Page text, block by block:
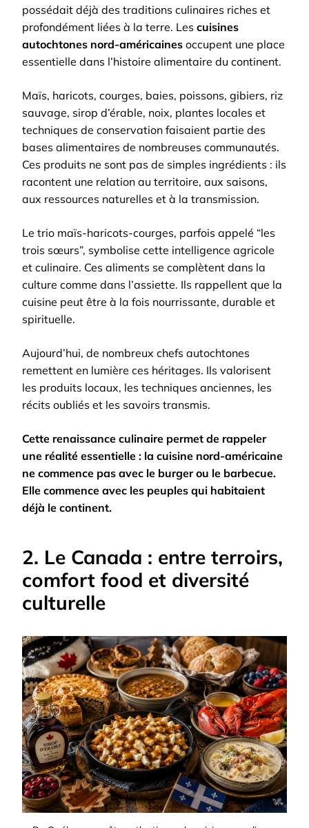
possédait déjà des traditions culinaires riches et
profondément liées à la terre. Les cuisines
autochtones nord-américaines occupent une place
essentielle dans l’histoire alimentaire du continent.
Maïs, haricots, courges, baies, poissons, gibiers, riz
sauvage, sirop d’érable, noix, plantes locales et
techniques de conservation faisaient partie des
bases alimentaires de nombreuses communautés.
Ces produits ne sont pas de simples ingrédients : ils
racontent une relation au territoire, aux saisons,
aux ressources naturelles et à la transmission.
Le trio maïs-haricots-courges, parfois appelé “les
trois sœurs”, symbolise cette intelligence agricole
et culinaire. Ces aliments se complètent dans la
culture comme dans l’assiette. Ils rappellent que la
cuisine peut être à la fois nourrissante, durable et
spirituelle.
Aujourd’hui, de nombreux chefs autochtones
remettent en lumière ces héritages. Ils valorisent
les produits locaux, les techniques anciennes, les
récits oubliés et les savoirs transmis.
Cette renaissance culinaire permet de rappeler
une réalité essentielle : la cuisine nord-américaine
ne commence pas avec le burger ou le barbecue.
Elle commence avec les peuples qui habitaient
déjà le continent.
2. Le Canada : entre terroirs,
comfort food et diversité
culturelle